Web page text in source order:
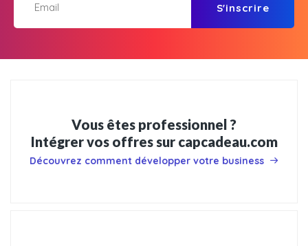
S'inscrire
Vous êtes professionnel ?
Intégrer vos offres sur capcadeau.com
Découvrez comment développer votre business